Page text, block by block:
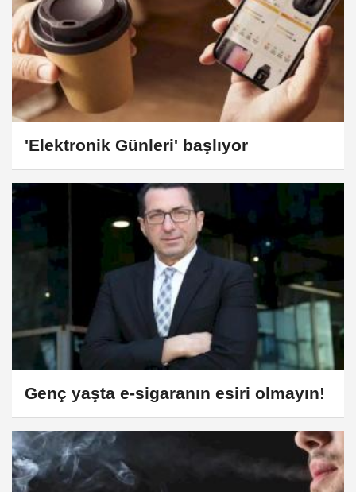
'Elektronik Günleri' başlıyor
Genç yaşta e-sigaranın esiri olmayın!